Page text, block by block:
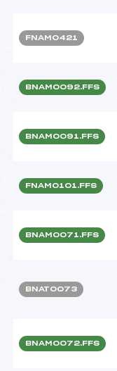
FNAM0421
BNAM0092.FFS
BNAM0091.FFS
FNAM0101.FFS
BNAM0071.FFS
BNAT0073
BNAM0072.FFS